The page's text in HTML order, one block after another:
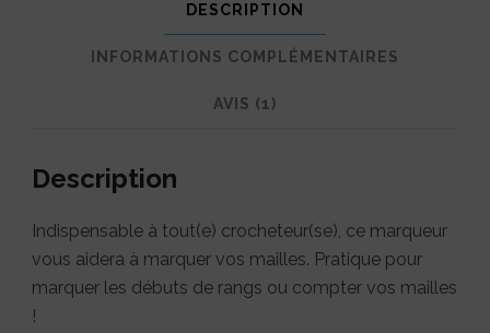
DESCRIPTION
INFORMATIONS COMPLÉMENTAIRES
AVIS (1)
Description
Indispensable à tout(e) crocheteur(se), ce marqueur
vous aidera à marquer vos mailles. Pratique pour
marquer les débuts de rangs ou compter vos mailles
!